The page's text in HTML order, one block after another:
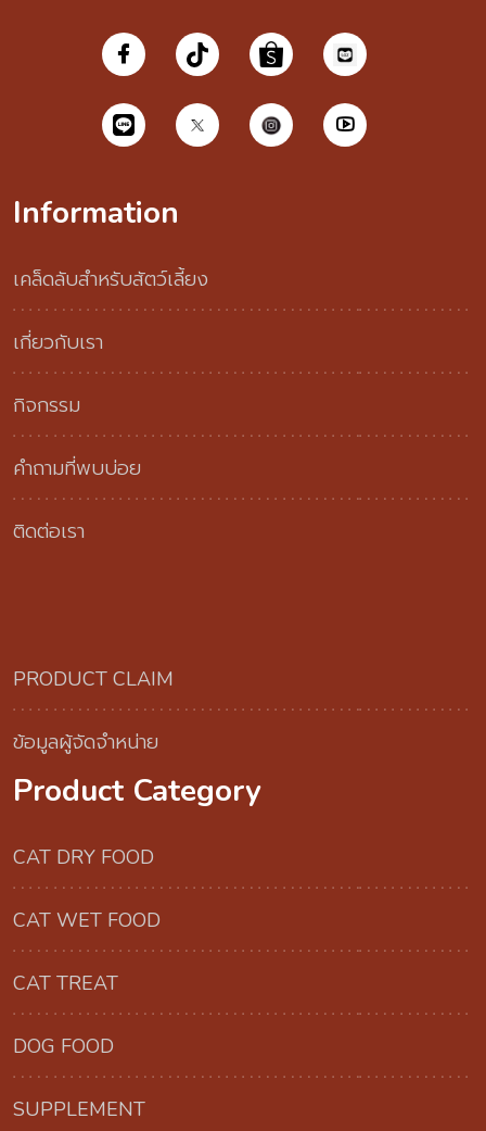
Information
เคล็ดลับสำหรับสัตว์เลี้ยง
เกี่ยวกับเรา
กิจกรรม
คำถามที่พบบ่อย
ติดต่อเรา
PRODUCT CLAIM
ข้อมูลผู้จัดจำหน่าย
Product Category
CAT DRY FOOD
CAT WET FOOD
CAT TREAT
DOG FOOD
SUPPLEMENT